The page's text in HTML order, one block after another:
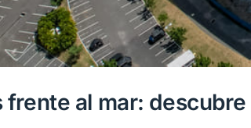
frente al mar: